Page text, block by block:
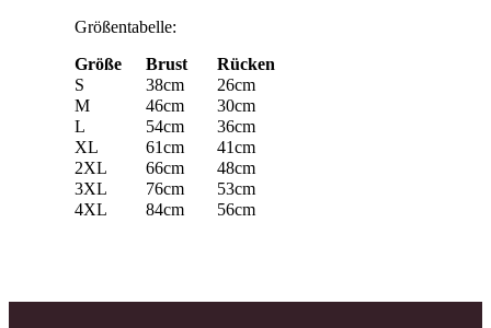
Größentabelle:
Größe
Brust
Rücken
S
38cm
26cm
M
46cm
30cm
L
54cm
36cm
XL
61cm
41cm
2XL
66cm
48cm
3XL
76cm
53cm
4XL
84cm 56cm